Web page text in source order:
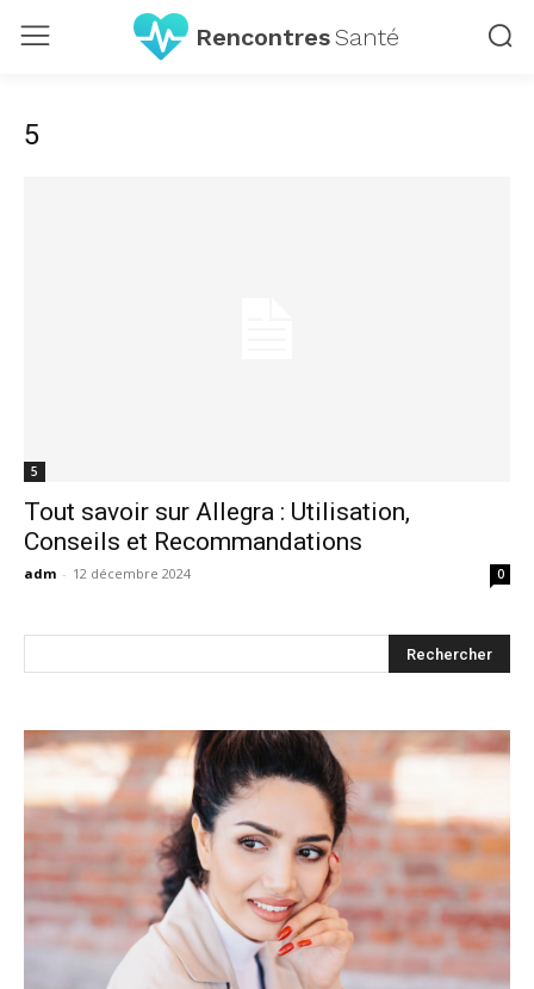
RencontresSanté
5
5
Tout savoir sur Allegra : Utilisation,
Conseils et Recommandations
adm - 12 décembre 2024 0